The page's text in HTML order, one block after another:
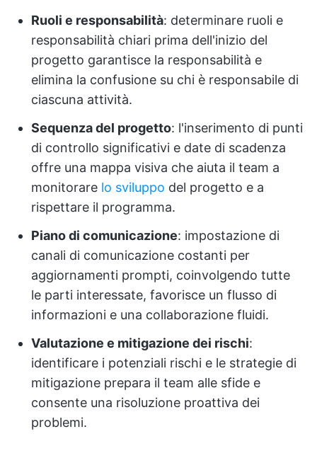
Ruoli e responsabilità: determinare ruoli e
responsabilità chiari prima dell'inizio del
progetto garantisce la responsabilità e
elimina la confusione su chi è responsabile di
ciascuna attività.
Sequenza del progetto: l'inserimento di punti
di controllo significativi e date di scadenza
offre una mappa visiva che aiuta il team a
monitorare lo sviluppo del progetto e a
rispettare il programma.
Piano di comunicazione: impostazione di
canali di comunicazione costanti per
aggiornamenti prompti, coinvolgendo tutte
le parti interessate, favorisce un flusso di
informazioni e una collaborazione fluidi.
Valutazione e mitigazione dei rischi:
identificare i potenziali rischi e le strategie di
mitigazione prepara il team alle sfide e
consente una risoluzione proattiva dei
problemi.